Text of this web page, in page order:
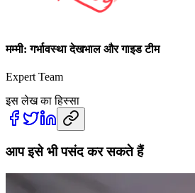
मम्मी: गर्भावस्था देखभाल और गाइड टीम
Expert Team
इस लेख का हिस्सा
आप इसे भी पसंद कर सकते हैं